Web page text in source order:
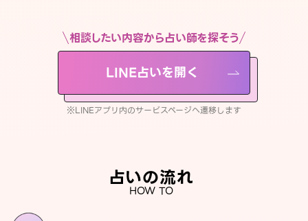
相談したい内容から占い師を探そう
LINE占いを開く
※LINEアプリ内のサービスページへ遷移します
占いの流れ
HOW TO